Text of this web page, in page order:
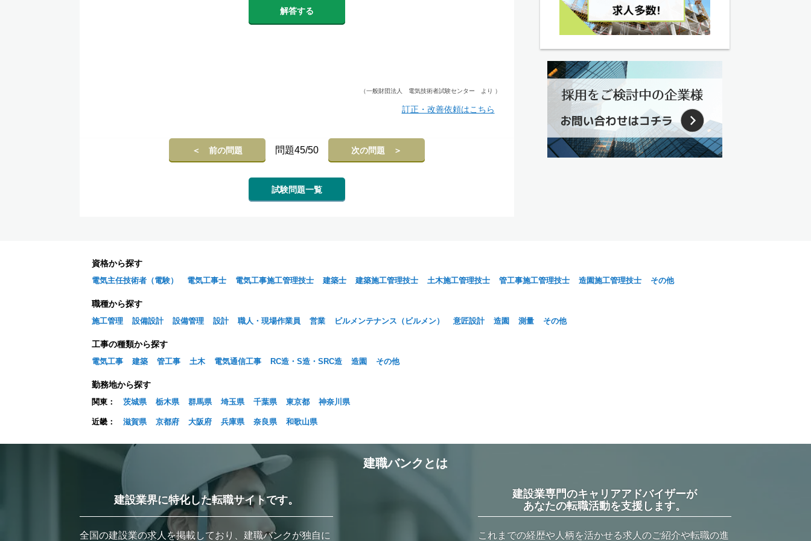
解答する
（一般財団法人 電気技術者試験センター より ）
訂正・改善依頼はこちら
＜ 前の問題 問題45/50 次の問題 ＞
試験問題一覧
資格から探す
電気主任技術者（電験） 電気工事士 電気工事施工管理技士 建築士 建築施工管理技士 土木施工管理技士 管工事施工管理技士 造園施工管理技士 その他
職種から探す
施工管理 設備設計 設備管理 設計 職人・現場作業員 営業 ビルメンテナンス（ビルメン） 意匠設計 造園 測量 その他
工事の種類から探す
電気工事 建築 管工事 土木 電気通信工事 RC造・S造・SRC造 造園 その他
勤務地から探す
関東： 茨城県 栃木県 群馬県 埼玉県 千葉県 東京都 神奈川県
近畿： 滋賀県 京都府 大阪府 兵庫県 奈良県 和歌山県
建職バンクとは
建設業界に特化した転職サイトです。
全国の建設業の求人を掲載しており、建職バンクが独自に
建設業専門のキャリアアドバイザーが
あなたの転職活動を支援します。
これまでの経歴や人柄を活かせる求人のご紹介や転職の進